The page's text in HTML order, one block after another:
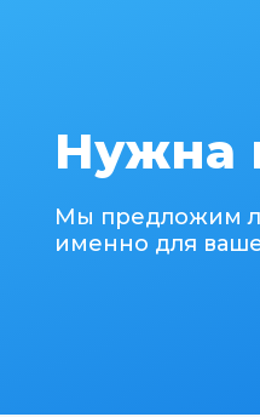
Нужна
Мы предложим
именно для